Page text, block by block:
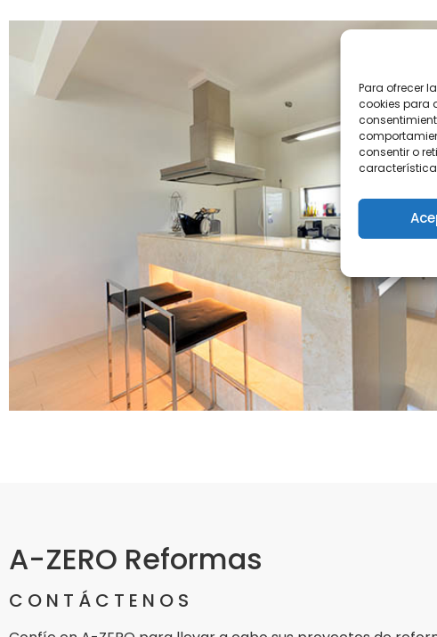
Para ofrecer
cookies para
consentir o
A-ZERO Reformas
CONTÁCTENOS